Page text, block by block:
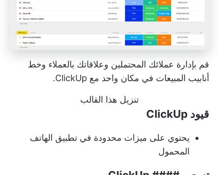
قم بإدارة عملائك المحتملين وعلاقاتك بالعملاء وخط
أنابيب المبيعات في مكان واحد مع ClickUp.
تنزيل هذا القالب
قيود ClickUp
يحتوي على ميزات محدودة في تطبيق الهاتف
المحمول